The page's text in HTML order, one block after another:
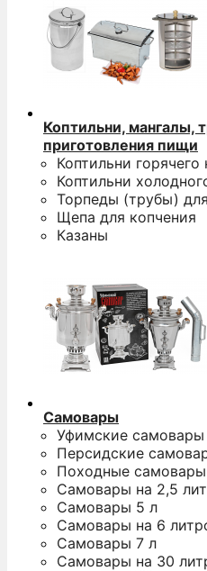
Коптильни, мангалы,
приготовления пищи
Коптильни горячего
Коптильни
Торпеды (трубы)
Щепа для копчения
Казаны
Самовары
Уфимские самовары
Персидские
Походные самовары
Самовары на 2,5
Самовары 5 л
Самовары на 6
Самовары 7 л
Самовары на 30